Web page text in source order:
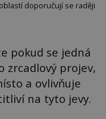
doporučují se raději
pokud se jedná
zrcadlový projev,
a ovlivňuje
na tyto jevy.